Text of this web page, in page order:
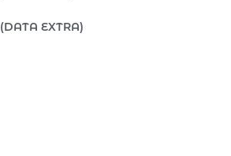
EXTRA)